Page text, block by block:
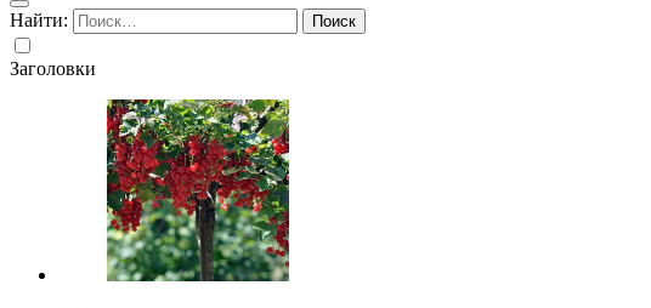
Найти:
Заголовки